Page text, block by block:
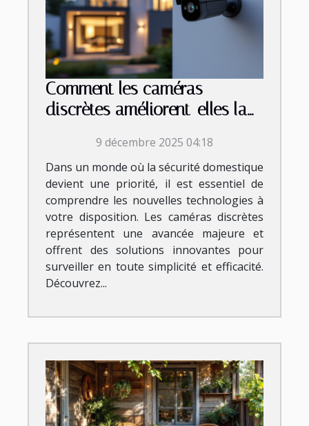
Comment les caméras
discrètes améliorent-elles la
9 décembre 2025 04:18
Dans un monde où la sécurité domestique
devient une priorité, il est essentiel de
comprendre les nouvelles technologies à
votre disposition. Les caméras discrètes
représentent une avancée majeure et
offrent des solutions innovantes pour
surveiller en toute simplicité et efficacité.
Découvrez...